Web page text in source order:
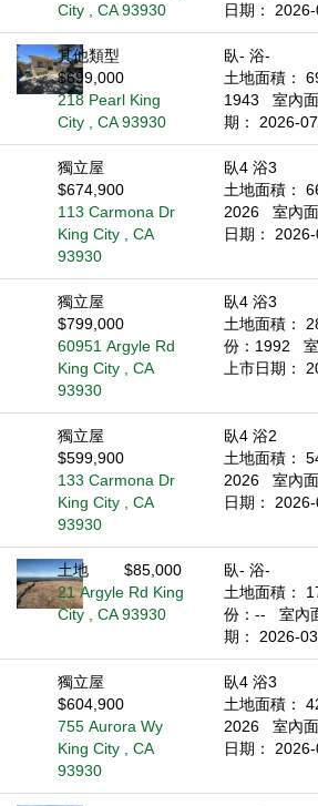
City , CA 93930
日期：
其他類型
$699,000
218 Pearl King
City , CA 93930
臥- 浴-
土地面積：
1943
室內
期： 2026-
獨立屋
$674,900
113 Carmona Dr
King City , CA
93930
臥4 浴3
土地面積：
2026
室內
日期：
獨立屋
$799,000
60951 Argyle Rd
King City , CA
93930
臥4 浴3
土地面積：
份：1992
上市日期：
獨立屋
$599,900
133 Carmona Dr
King City , CA
93930
臥4 浴2
土地面積：
2026
室內
日期：
土地
$85,000
21 Argyle Rd King
City , CA 93930
臥- 浴-
土地面積：
份：--
室內
期： 2026-
獨立屋
$604,900
755 Aurora Wy
King City , CA
93930
臥4 浴3
土地面積：
2026
室內
日期：